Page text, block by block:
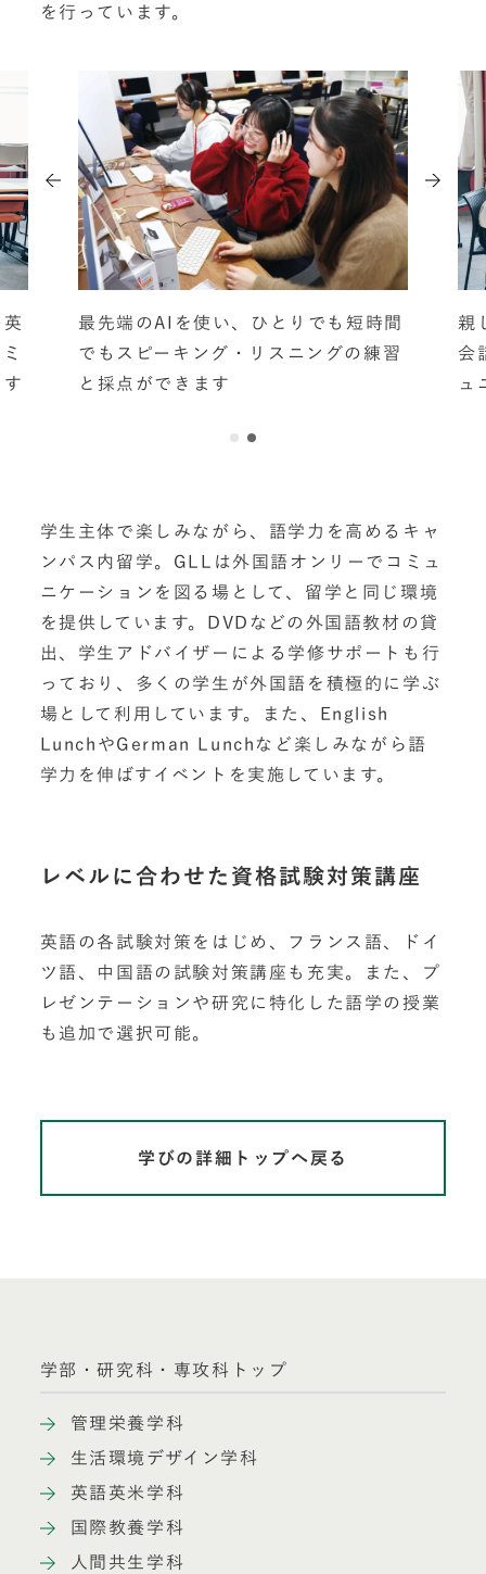
を行っています。
最先端のAIを使い、ひとりでも短時間
でもスピーキング・リスニングの練習
と採点ができます
親
会
ュ
学生主体で楽しみながら、語学力を高めるキャ
ンパス内留学。GLLは外国語オンリーでコミュ
ニケーションを図る場として、留学と同じ環境
を提供しています。DVDなどの外国語教材の貸
出、学生アドバイザーによる学修サポートも行
っており、多くの学生が外国語を積極的に学ぶ
場として利用しています。また、English
LunchやGerman Lunchなど楽しみながら語
学力を伸ばすイベントを実施しています。
レベルに合わせた資格試験対策講座
英語の各試験対策をはじめ、フランス語、ドイ
ツ語、中国語の試験対策講座も充実。また、プ
レゼンテーションや研究に特化した語学の授業
も追加で選択可能。
学びの詳細トップへ戻る
学部・研究科・専攻科トップ
管理栄養学科
生活環境デザイン学科
英語英米学科
国際教養学科
人間共生学科